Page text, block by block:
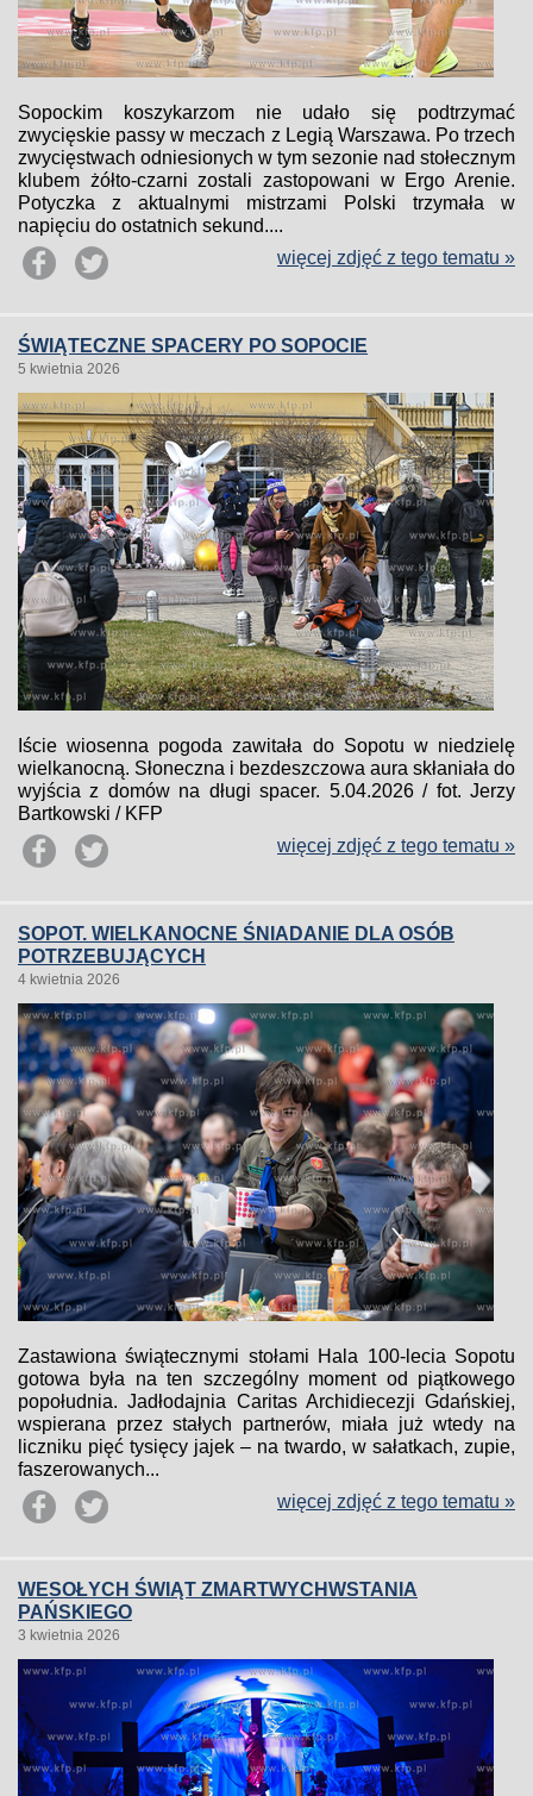
Sopockim koszykarzom nie udało się podtrzymać
zwycięskie passy w meczach z Legią Warszawa. Po trzech
zwycięstwach odniesionych w tym sezonie nad stołecznym
klubem żółto-czarni zostali zastopowani w Ergo Arenie.
Potyczka z aktualnymi mistrzami Polski trzymała w
napięciu do ostatnich sekund....
więcej zdjęć z tego tematu »
ŚWIĄTECZNE SPACERY PO SOPOCIE
5 kwietnia 2026
Iście wiosenna pogoda zawitała do Sopotu w niedzielę
wielkanocną. Słoneczna i bezdeszczowa aura skłaniała do
wyjścia z domów na długi spacer. 5.04.2026 / fot. Jerzy
Bartkowski / KFP
więcej zdjęć z tego tematu »
SOPOT. WIELKANOCNE ŚNIADANIE DLA OSÓB
POTRZEBUJĄCYCH
4 kwietnia 2026
Zastawiona świątecznymi stołami Hala 100-lecia Sopotu
gotowa była na ten szczególny moment od piątkowego
popołudnia. Jadłodajnia Caritas Archidiecezji Gdańskiej,
wspierana przez stałych partnerów, miała już wtedy na
liczniku pięć tysięcy jajek – na twardo, w sałatkach, zupie,
faszerowanych...
więcej zdjęć z tego tematu »
WESOŁYCH ŚWIĄT ZMARTWYCHWSTANIA
PAŃSKIEGO
3 kwietnia 2026